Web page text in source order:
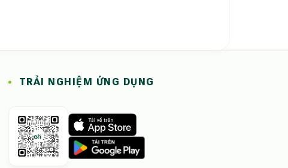
giúp loại bỏ 100% rủi ro 'hình ảnh chỉ mang tính chất minh họa'." -
TRẢI NGHIỆM ỨNG DỤNG